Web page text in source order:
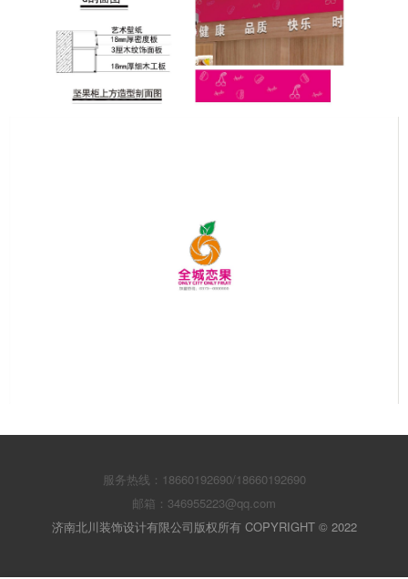
服务热线：18660192690/18660192690
邮箱：346955223@qq.com
济南北川装饰设计有限公司版权所有 COPYRIGHT © 2022